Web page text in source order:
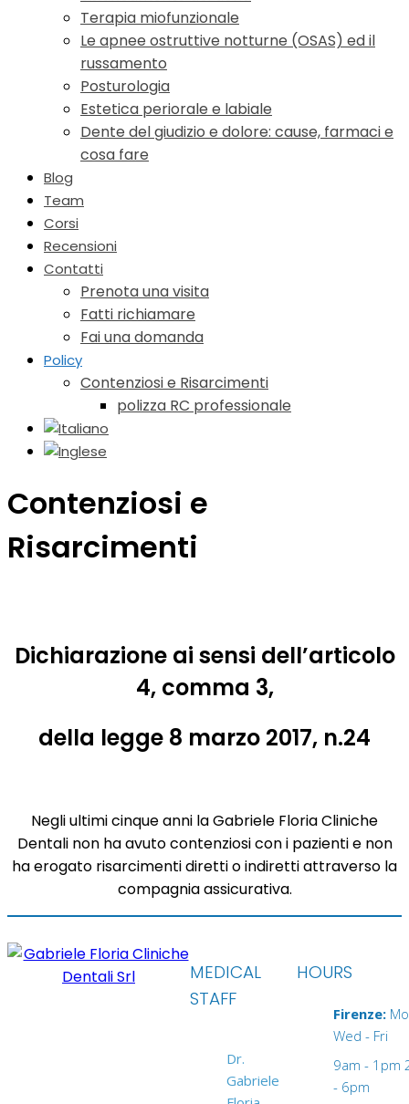
Terapia miofunzionale
Le apnee ostruttive notturne (OSAS) ed il
russamento
Posturologia
Estetica periorale e labiale
Dente del giudizio e dolore: cause, farmaci e
cosa fare
Blog
Team
Corsi
Recensioni
Contatti
Prenota una visita
Fatti richiamare
Fai una domanda
Policy
Contenziosi e Risarcimenti
polizza RC professionale
Contenziosi e
Risarcimenti
Dichiarazione ai sensi dell’articolo
4, comma 3,
della legge 8 marzo 2017, n.24
Negli ultimi cinque anni la Gabriele Floria Cliniche
Dentali non ha avuto contenziosi con i pazienti e non
ha erogato risarcimenti diretti o indiretti attraverso la
compagnia assicurativa.
MEDICAL
STAFF
Dr.
Gabriele
HOURS
Firenze:
Wed - Fri
9am - 1pm
- 6pm